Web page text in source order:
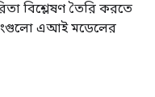
বিশ্লেষণ তৈরি করতে
এআই মডেলের